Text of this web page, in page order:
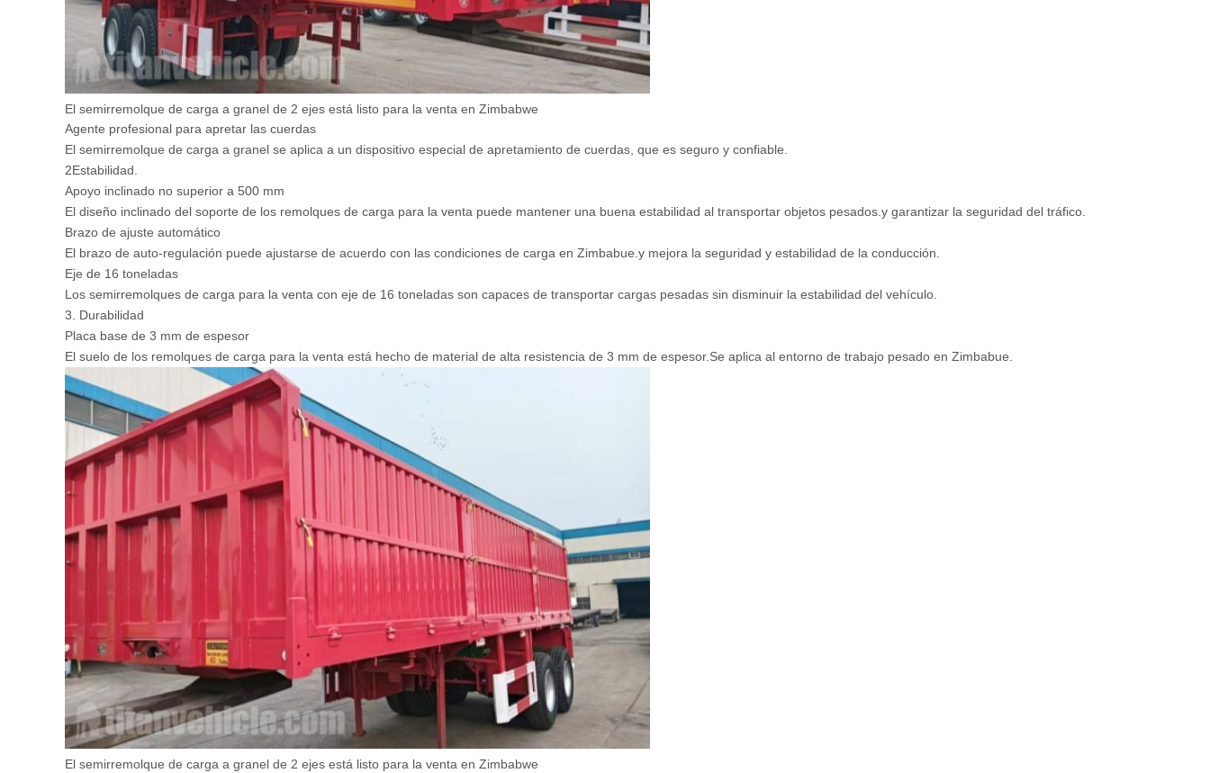
El semirremolque de carga a granel de 2 ejes está listo para la venta en Zimbabwe
Agente profesional para apretar las cuerdas
El semirremolque de carga a granel se aplica a un dispositivo especial de apretamiento de cuerdas, que es seguro y confiable.
2Estabilidad.
Apoyo inclinado no superior a 500 mm
El diseño inclinado del soporte de los remolques de carga para la venta puede mantener una buena estabilidad al transportar objetos pesados.y garantizar la seguridad del tráfico.
Brazo de ajuste automático
El brazo de auto-regulación puede ajustarse de acuerdo con las condiciones de carga en Zimbabue.y mejora la seguridad y estabilidad de la conducción.
Eje de 16 toneladas
Los semirremolques de carga para la venta con eje de 16 toneladas son capaces de transportar cargas pesadas sin disminuir la estabilidad del vehículo.
3. Durabilidad
Placa base de 3 mm de espesor
El suelo de los remolques de carga para la venta está hecho de material de alta resistencia de 3 mm de espesor.Se aplica al entorno de trabajo pesado en Zimbabue.
El semirremolque de carga a granel de 2 ejes está listo para la venta en Zimbabwe